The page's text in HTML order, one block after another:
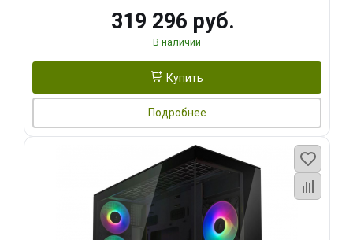
319 296 руб.
В наличии
Купить
Подробнее